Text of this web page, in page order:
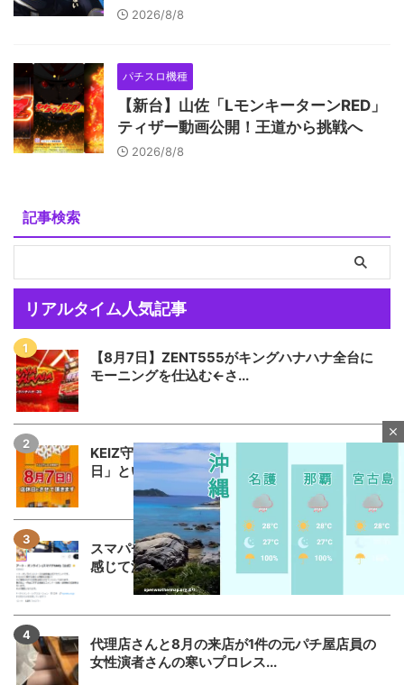
2026/8/8
パチスロ機種
【新台】山佐「LモンキーターンRED」
ティザー動画公開！王道から挑戦へ
2026/8/8
記事検索
リアルタイム人気記事
【8月7日】ZENT555がキングハナハナ全台に
モーニングを仕込む←さ...
KEIZ守山店「8月7日重大発表→8月7日店休
日」というポストが流行る...
スマパチSAO公式アカウントさん何かに憤りを
感じて注意喚起
代理店さんと8月の来店が1件の元パチ屋店員の
女性演者さんの寒いプロレス...
close
M